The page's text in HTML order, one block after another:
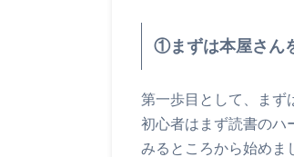
①まずは本屋さん
第一歩目として、まず
初心者はまず読書のハ
みるところから始めま